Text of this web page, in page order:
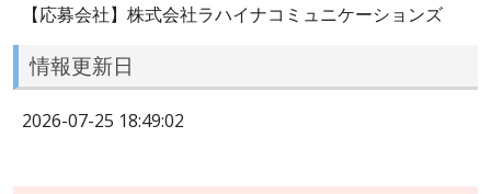
【応募会社】株式会社ラハイナコミュニケーションズ
情報更新日
2026-07-25 18:49:02